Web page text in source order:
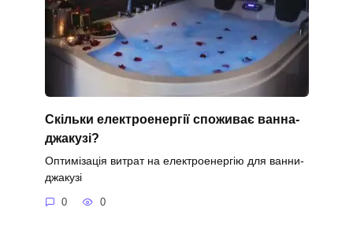
Скільки електроенергії споживає ванна-
джакузі?
Оптимізація витрат на електроенергію для ванни-
джакузі
0 0